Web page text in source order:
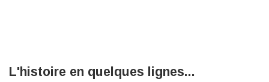
L'histoire en quelques lignes...